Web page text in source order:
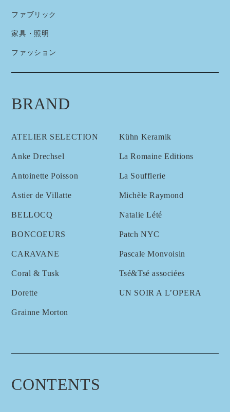
ファブリック
家具・照明
ファッション
BRAND
ATELIER SELECTION
Anke Drechsel
Antoinette Poisson
Astier de Villatte
BELLOCQ
BONCOEURS
CARAVANE
Coral & Tusk
Dorette
Grainne Morton
Kühn Keramik
La Romaine Editions
La Soufflerie
Michèle Raymond
Natalie Lété
Patch NYC
Pascale Monvoisin
Tsé&Tsé associées
UN SOIR A L’OPERA
CONTENTS